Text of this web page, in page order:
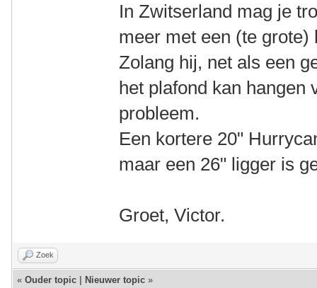
In Zwitserland mag je
meer met een (te grote)
Zolang hij, net als een
het plafond kan hangen
probleem.
Een kortere 20"
maar een 26" ligger is
Groet, Victor.
Zoek
« Ouder topic Nieuwer topic »